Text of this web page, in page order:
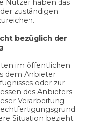
haben das
zuständigen
bezüglich der
im öffentlichen
dem Anbieter
oder zur
des Anbieters
Verarbeitung
Situation bezieht.